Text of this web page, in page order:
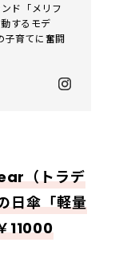
ド「メリフ
するモデ
育てに奮闘
（トラデ
日傘「軽量
11000